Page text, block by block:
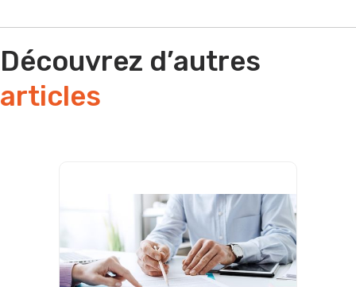
Découvrez d’autres
articles